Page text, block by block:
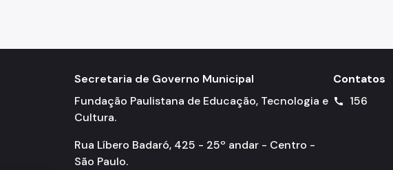
Secretaria de Governo Municipal
Fundação Paulistana de Educação, Tecnologia e
Cultura.
Rua Líbero Badaró, 425 - 25º andar - Centro -
São Paulo.
Contatos
call 156